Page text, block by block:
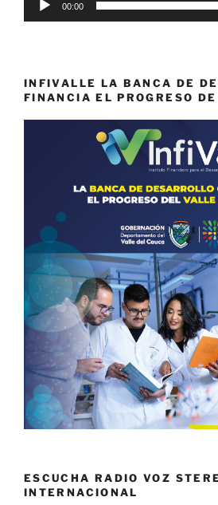
00:00
INFIVALLE LA BANCA DE
FINANCIA EL PROGRESO
ESCUCHA RADIO VOZ
INTERNACIONAL